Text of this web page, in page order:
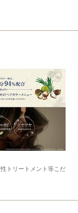
トリートメント等こだ